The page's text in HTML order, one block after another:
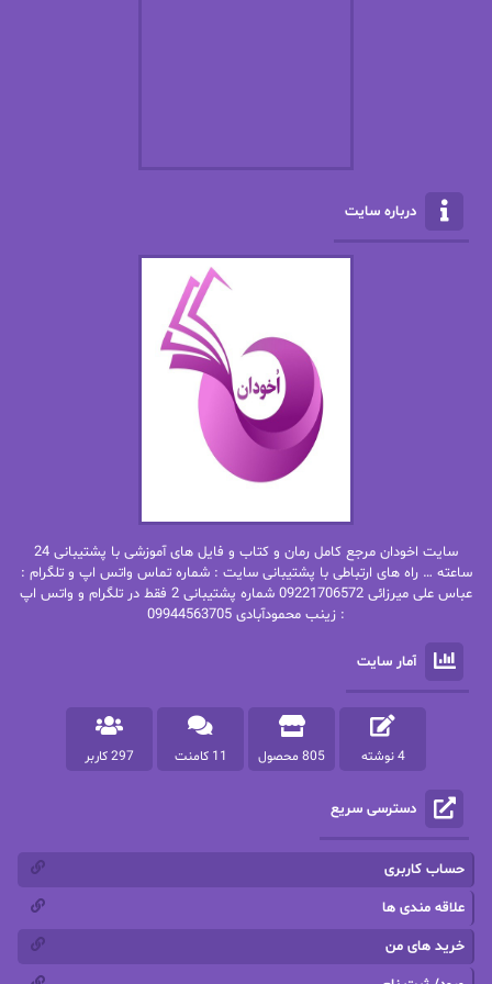
الناز محمدی
امیر فرهی
باران
بهار سلطانی
بهاره شیرازی
بهاره.م
بیتا فرخی
پاتریشیا ویلسون پرتو فرهمند
پرستو اسحقی
پرستو مهاجر
پرهام رسولی
پروانه قدیمی پروانه محمدی
پریسا شکور(طوفان خاموش)
پنلوپه وارد
تاران
درباره سایت
سایت اخودان مرجع کامل رمان و کتاب و فایل های آموزشی با پشتیبانی 24
ساعته … راه های ارتباطی با پشتیبانی سایت : شماره تماس واتس اپ و تلگرام :
عباس علی میرزائی 09221706572 شماره پشتیبانی 2 فقط در تلگرام و واتس اپ
: زینب محمودآبادی 09944563705
آمار سایت
4 نوشته 805 محصول 11 کامنت 297 کاربر
دسترسی سریع
حساب کاربری
علاقه مندی ها
خرید های من